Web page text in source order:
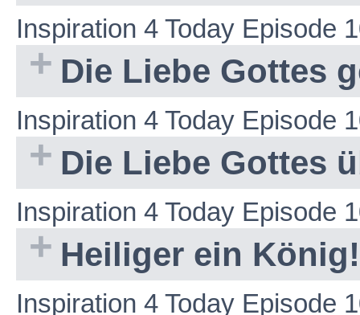
Inspiration 4 Today Episode
Die Liebe Gottes
Inspiration 4 Today Episode
Die Liebe Gottes
Inspiration 4 Today Episode
Heiliger ein König!
Inspiration 4 Today Episode